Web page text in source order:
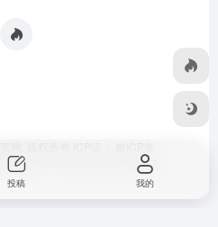
本站运行: 1514天23小时15分45秒
投稿 我的